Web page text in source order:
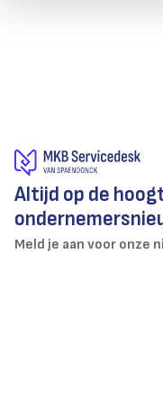
Altijd op de
Meld je aan voor onze